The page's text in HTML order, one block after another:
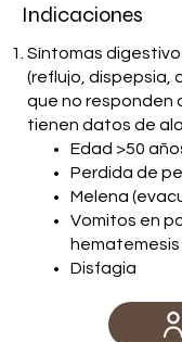
Indicaciones
​Síntomas
(reflujo, dispepsia,
que no responden
tienen datos de
Edad >50
Perdida de
Melena
Vomitos en
hematemesis
Disfagia